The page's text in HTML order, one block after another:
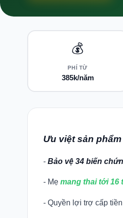
💰
PHÍ TỪ
385k/năm
Ưu việt sản
- Bảo vệ 34 biến
- Mẹ mang thai tới 16
- Quyền lợi trợ cấp